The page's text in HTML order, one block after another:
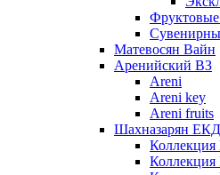
Матевосян Вайн
Аренийский ВЗ
Areni
Areni key
Areni fruits
Шахназарян ЕКД
Коллекция
Коллекция